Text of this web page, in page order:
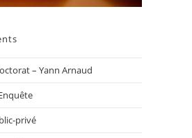
– Yann Arnaud
privé